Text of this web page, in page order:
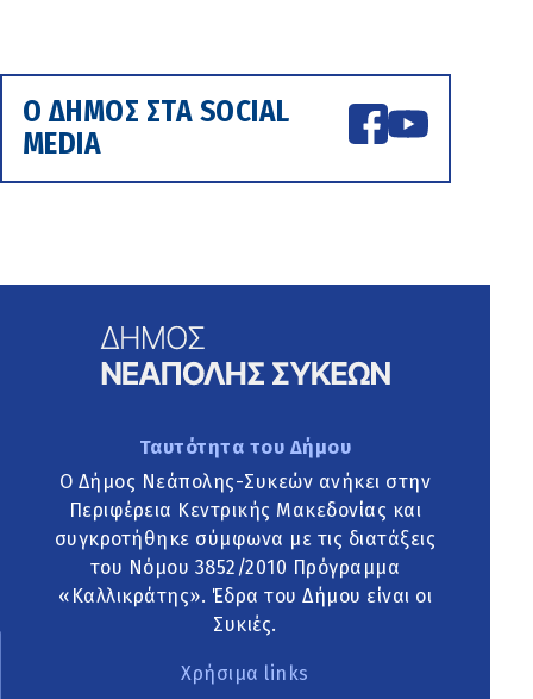
Ο ΔΗΜΟΣ ΣΤΑ SOCIAL
MEDIA
Ταυτότητα του Δήμου
Ο Δήμος Νεάπολης-Συκεών ανήκει στην
Περιφέρεια Κεντρικής Μακεδονίας και
συγκροτήθηκε σύμφωνα με τις διατάξεις
του Νόμου 3852/2010 Πρόγραμμα
«Καλλικράτης». Έδρα του Δήμου είναι οι
Συκιές.
Χρήσιμα links